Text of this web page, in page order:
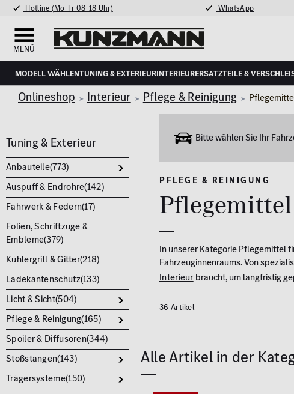
Hotline (Mo-Fr 08-18 Uhr) WhatsApp
MENÜ
Modell wählenTuning & ExterieurInterieurErsatzteile &
Onlineshop Interieur Pflege & Reinigung
Tuning & Exterieur
Anbauteile(773)
Auspuff & Endrohre(142)
Fahrwerk & Federn(17)
Folien, Schriftzüge &
Embleme(379)
Kühlergrill & Gitter(218)
Ladekantenschutz(133)
Licht & Sicht(504)
Pflege & Reinigung(165)
Spoiler & Diffusoren(344)
Stoßstangen(143)
Trägersysteme(150)
Bitte wählen Sie Ihr
PFLEGE & REINIGUNG
Pflegemittel
36 Artikel
In unserer Kategorie Pflegemittel
Fahrzeuginnenraums. Von
Interieur braucht, um langfristig
Alle Artikel in der